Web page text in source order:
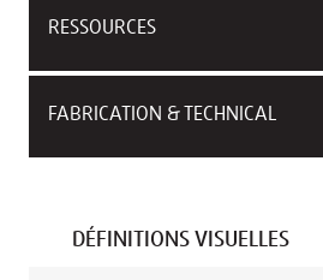
RESSOURCES
FABRICATION & TECHNICAL
DÉFINITIONS VISUELLES